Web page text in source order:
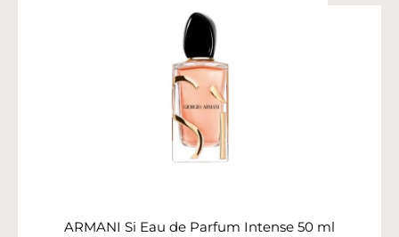
ARMANI Si Eau de Parfum Intense 50 ml